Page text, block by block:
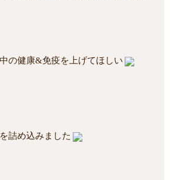
の健康&免疫を上げてほしい
詰め込みました